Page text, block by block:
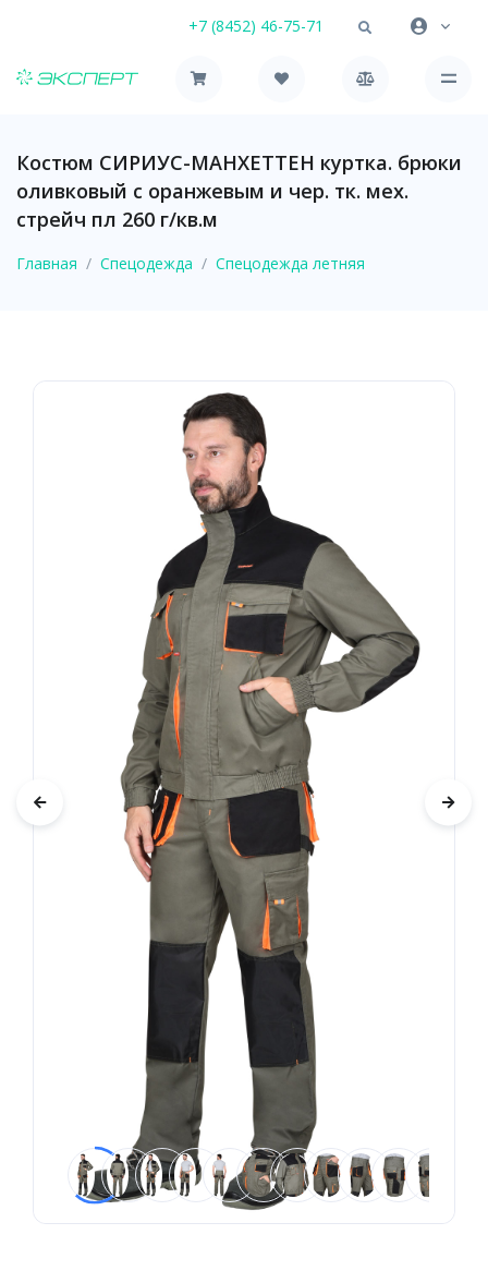
+7 (8452) 46-75-71
Костюм СИРИУС-МАНХЕТТЕН куртка. брюки
оливковый с оранжевым и чер. тк. мех.
стрейч пл 260 г/кв.м
Главная Спецодежда Спецодежда летняя